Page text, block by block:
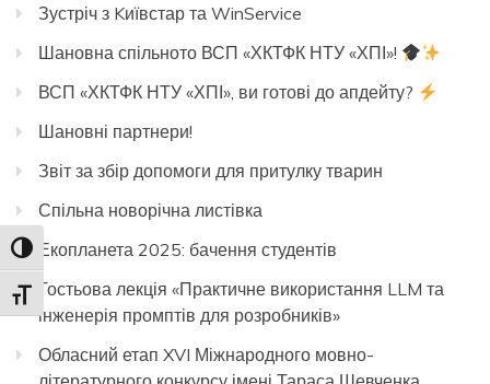
Toggle High Contrast
Toggle Font size
Зустріч з Kиївстар та WinService
Шановна спільното ВСП «ХКТФК НТУ «ХПІ»!
ВСП «ХКТФК НТУ «ХПІ», ви готові до апдейту?
Шановні партнери!
Звіт за збір допомоги для притулку тварин
Спільна новорічна листівка
Екопланета 2025: бачення студентів
Гостьова лекція «Практичне використання LLM та
інженерія промптів для розробників»
Обласний етап XVI Міжнародного мовно-